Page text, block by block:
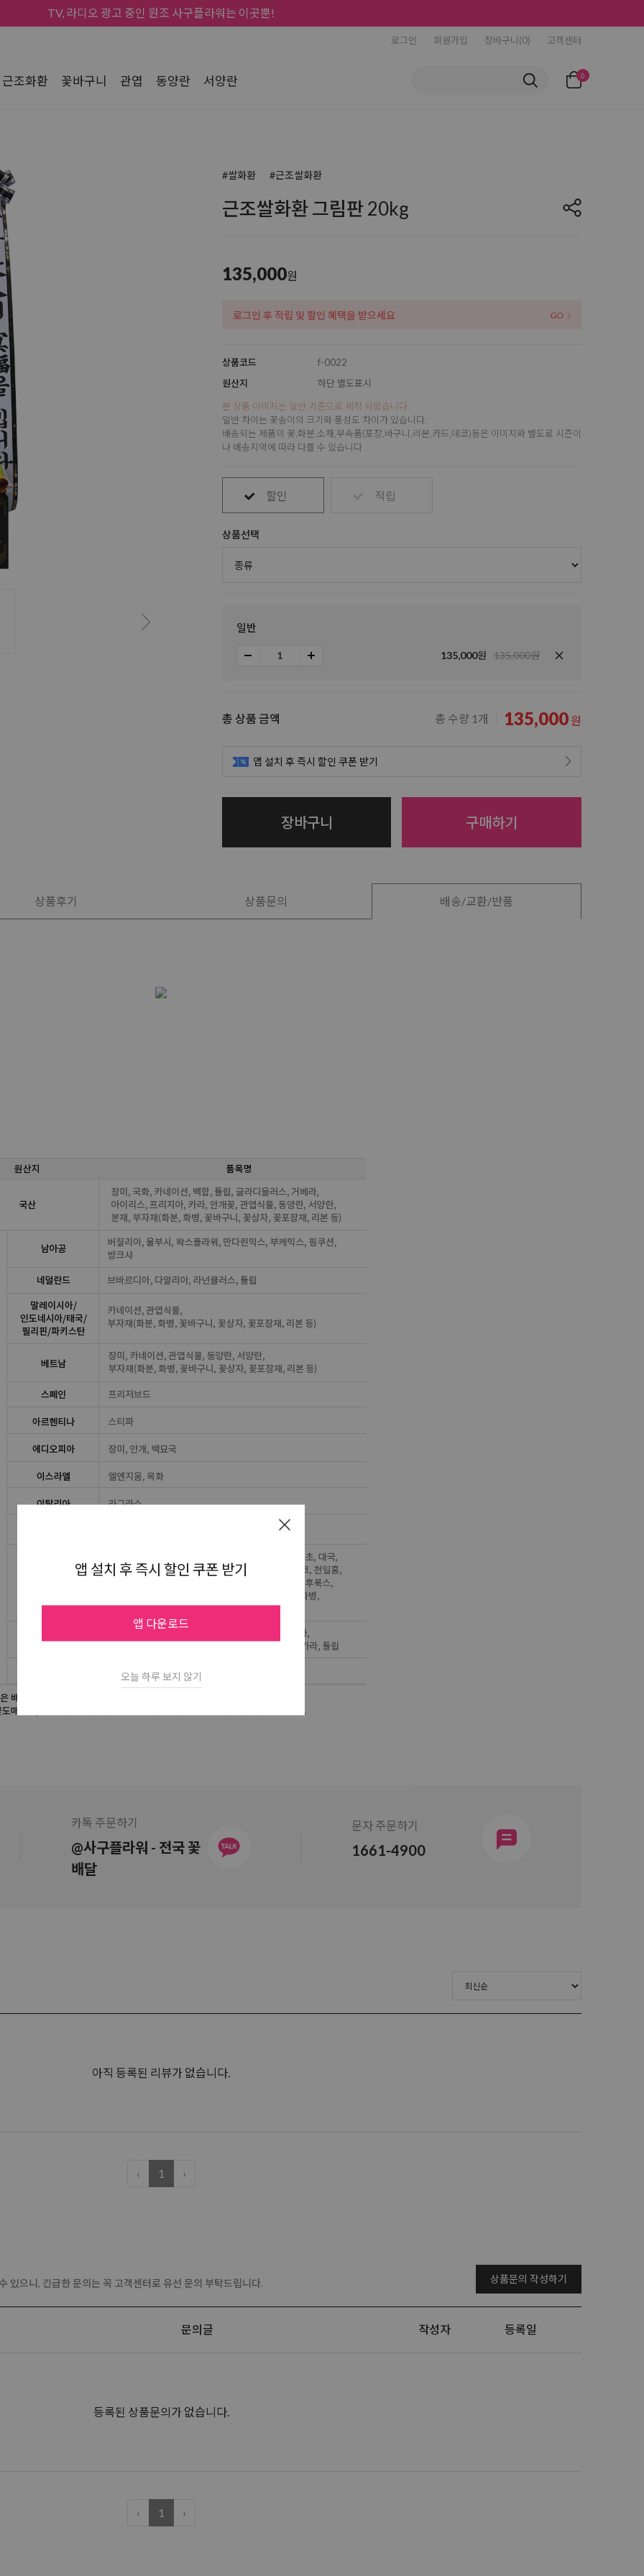
TV, 라디오 광고 중인 원조 사구플라워는 이곳뿐!
로그인 회원가입 장바구니(0) 고객센터
근조화환 꽃바구니 관엽 동양란 서양란 0
#쌀화환 #근조쌀화환
근조쌀화환 그림판 20kg
135,000원
로그인 후 적립 및 할인 혜택을 받으세요
상품코드
f-0022
원산지
하단 별도표시
본 상품 이미지는 일반 기준으로 제작 되었습니다.
일반 차이는 꽃송이의 크기와 풍성도 차이가 있습니다.
배송되는 제품의 꽃,화분,소재,부속품(포장,바구니,리본,카드,데코)등은 이미지와 별도로 시즌이
나 배송지역에 따라 다를 수 있습니다
할인 적립
상품선택
일반
135,000원 135,000원
총 상품 금액 총 수량 1개 135,000 원
앱 설치 후 즉시 할인 쿠폰 받기
장바구니 구매하기
상품후기 상품문의 배송/교환/반품
카톡 주문하기
@사구플라워 - 전국 꽃
배달
문자 주문하기
1661-4900
아직 등록된 리뷰가 없습니다.
‹ 1 ›
있으니, 긴급한 문의는 꼭 고객센터로 유선 문의 부탁드립니다. 상품문의 작성하기
문의글 작성자 등록일
등록된 상품문의가 없습니다.
‹ 1 ›
앱 설치 후 즉시 할인 쿠폰 받기
앱 다운로드
오늘 하루 보지 않기